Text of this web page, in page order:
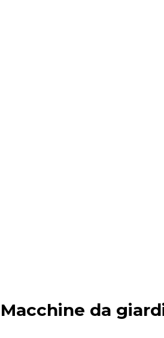
da